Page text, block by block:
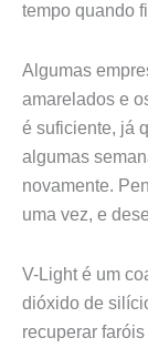
tempo quando
Algumas
amarelados e
é suficiente, já
algumas
novamente.
uma vez, e
V-Light é um
dióxido de
recuperar